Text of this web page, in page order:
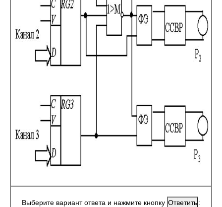
Выберите вариант ответа и нажмите кнопку :